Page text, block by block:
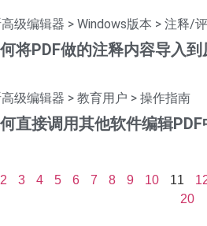
级编辑器 > Windows版本 > 注释/
将PDF做的注释内容导入
级编辑器 > 教育用户 > 操作指南
直接调用其他软件编辑PDF
2 3 4 5 6 7 8 9 10 11
20